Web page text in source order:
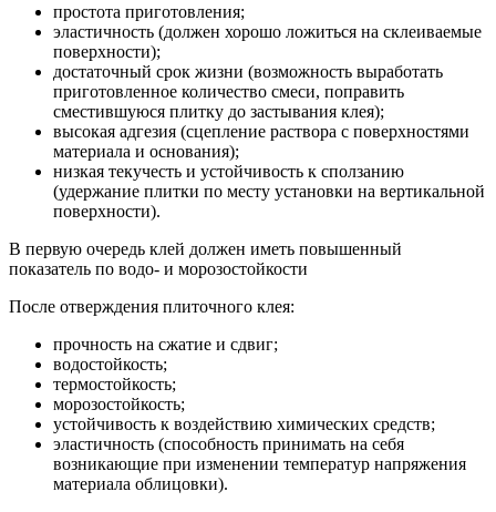
простота приготовления;
эластичность (должен хорошо ложиться на склеиваемые
поверхности);
достаточный срок жизни (возможность выработать
приготовленное количество смеси, поправить
сместившуюся плитку до застывания клея);
высокая адгезия (сцепление раствора с поверхностями
материала и основания);
низкая текучесть и устойчивость к сползанию
(удержание плитки по месту установки на вертикальной
поверхности).
В первую очередь клей должен иметь повышен­ный
показатель по водо- и морозостойкости
После отверждения плиточного клея:
прочность на сжатие и сдвиг;
водостойкость;
термостойкость;
морозостойкость;
устойчивость к воздействию химических средств;
эластичность (способность принимать на себя
возникающие при изменении температур напряжения
материала облицовки).